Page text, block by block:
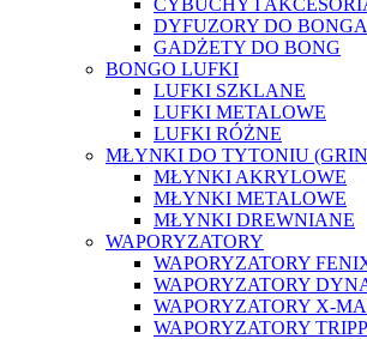
CYBUCHY I
DYFUZORY DO BONGA
GADŻETY DO BONG
BONGO LUFKI
LUFKI SZKLANE
LUFKI METALOWE
LUFKI RÓŻNE
MŁYNKI DO TYTONIU
MŁYNKI AKRYLOWE
MŁYNKI METALOWE
MŁYNKI DREWNIANE
WAPORYZATORY
WAPORYZATORY
WAPORYZATORY
WAPORYZATORY X-
WAPORYZATORY